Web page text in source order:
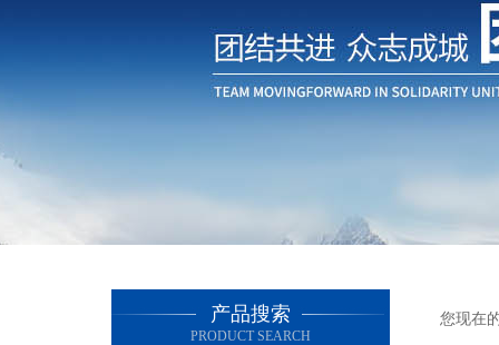
产品搜索
PRODUCT SEARCH
您现在